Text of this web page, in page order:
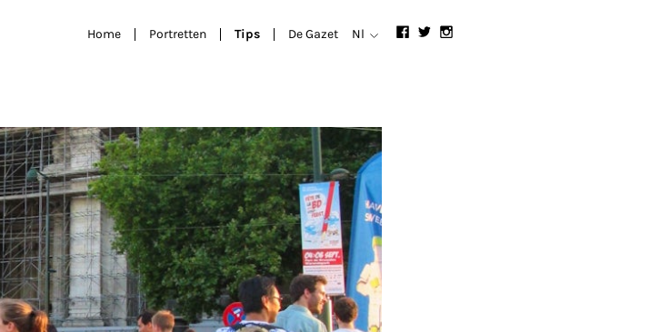
Home Portretten Tips De Gazet Nl